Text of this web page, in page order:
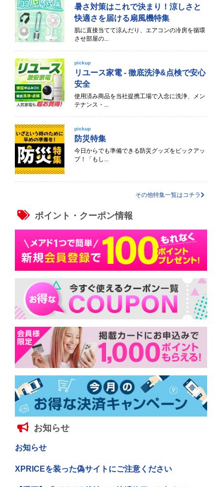
暑さ対策はこれで決まり！涼しさと
快適さを届ける扇風機特集
肌に直接当てて涼んだり、エアコンの冷房を循環
させ部屋の...
pickup
リユース家電 - 徹底洗浄&点検で安心
安全
使用済み商品を当社提携工場で入念に洗浄、メン
テナンス・...
pickup
防災特集
今日からでも準備できる防災グッズをピックアッ
プ！「もし...
その他特集一覧はコチラ
ポイント・クーポン情報
お知らせ
お知らせ
XPRICEを装った偽サイトにご注意ください